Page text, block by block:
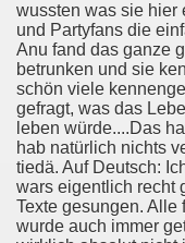
wussten was sie hier
und Partyfans die
Anu fand das ganze
betrunken und sie
schön viele
gefragt, was das
leben würde....Das
hab natürlich nichts
tiedä. Auf Deutsch:
wars eigentlich recht
Texte gesungen.
wurde auch immer